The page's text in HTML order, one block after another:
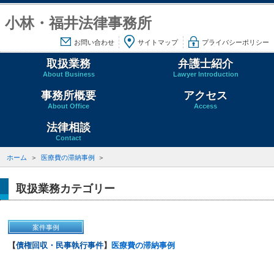
小林・福井法律事務所
お問い合わせ サイトマップ プライバシーポリシー
取扱業務
About Business
弁護士紹介
Lawyer Introduction
事務所概要
About Office
アクセス
Access
法律相談
Contact
ホーム 医療費の滞納事例
取扱業務カテゴリー
案件事例
【債権回収・民事執行事件】 医療費の滞納事例